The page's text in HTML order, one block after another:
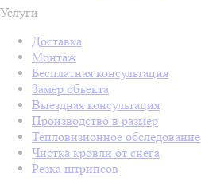
Услуги
Доставка
Монтаж
Бесплатная консультация
Замер объекта
Выездная консультация
Производство в размер
Тепловизионное обследование
Чистка кровли от снега
Резка штрипсов